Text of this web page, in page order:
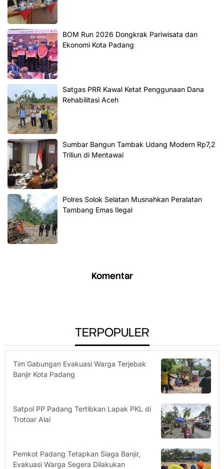
BOM Run 2026 Dongkrak Pariwisata dan
Ekonomi Kota Padang
Satgas PRR Kawal Ketat Penggunaan Dana
Rehabilitasi Aceh
Sumbar Bangun Tambak Udang Modern Rp7,2
Triliun di Mentawai
Polres Solok Selatan Musnahkan Peralatan
Tambang Emas Ilegal
Komentar
TERPOPULER
Tim Gabungan Evakuasi Warga Terjebak
Banjir Kota Padang
Satpol PP Padang Tertibkan Lapak PKL di
Trotoar Alai
Pemkot Padang Tetapkan Siaga Banjir,
Evakuasi Warga Segera Dilakukan